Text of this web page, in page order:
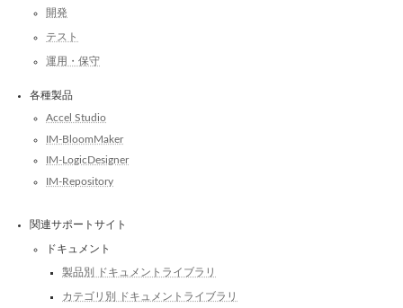
開発
テスト
運用・保守
各種製品
Accel Studio
IM-BloomMaker
IM-LogicDesigner
IM-Repository
関連サポートサイト
ドキュメント
製品別 ドキュメントライブラリ
カテゴリ別 ドキュメントライブラリ